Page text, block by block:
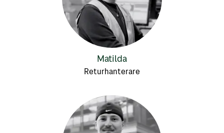
Matilda
Returhanterare